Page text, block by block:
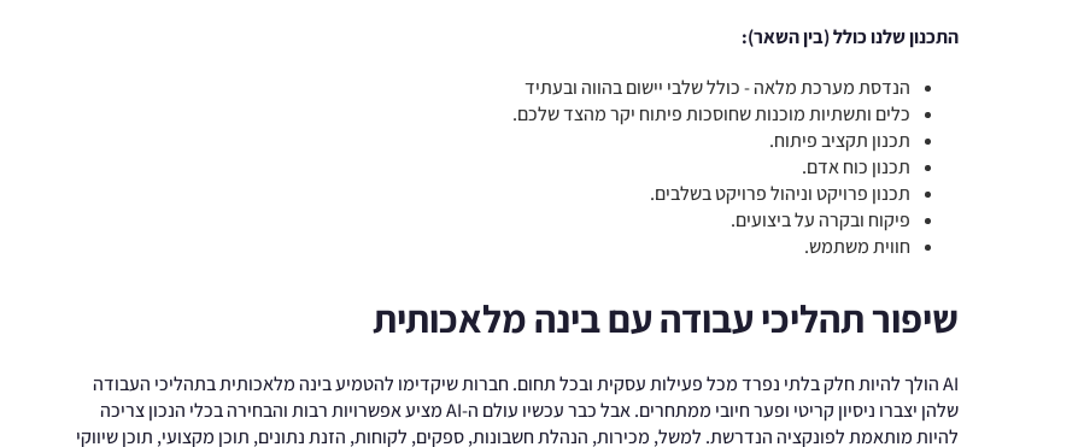
התכנון שלנו כולל (בין השאר):
הנדסת מערכת מלאה - כולל שלבי יישום בהווה ובעתיד
כלים ותשתיות מוכנות שחוסכות פיתוח יקר מהצד שלכם.
תכנון תקציב פיתוח.
תכנון כוח אדם.
תכנון פרויקט וניהול פרויקט בשלבים.
פיקוח ובקרה על ביצועים.
חווית משתמש.
שיפור תהליכי עבודה עם בינה מלאכותית
AI הולך להיות חלק בלתי נפרד מכל פעילות עסקית ובכל תחום. חברות שיקדימו להטמיע בינה מלאכותית בתהליכי העבודה
שלהן יצברו ניסיון קריטי ופער חיובי ממתחרים. אבל כבר עכשיו עולם ה-AI מציע אפשרויות רבות והבחירה בכלי הנכון צריכה
להיות מותאמת לפונקציה הנדרשת. למשל, מכירות, הנהלת חשבונות, ספקים, לקוחות, הזנת נתונים, תוכן מקצועי, תוכן שיווקי